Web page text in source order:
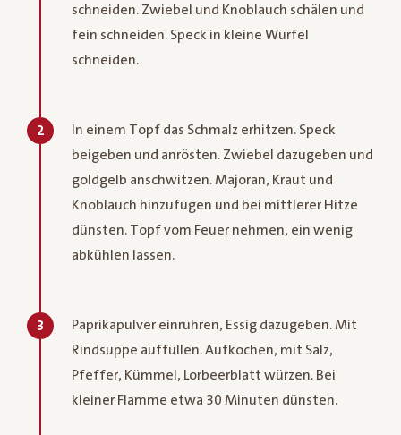
schneiden. Zwiebel und Knoblauch schälen und
fein schneiden. Speck in kleine Würfel
schneiden.
2
In einem Topf das Schmalz erhitzen. Speck
beigeben und anrösten. Zwiebel dazugeben und
goldgelb anschwitzen. Majoran, Kraut und
Knoblauch hinzufügen und bei mittlerer Hitze
dünsten. Topf vom Feuer nehmen, ein wenig
abkühlen lassen.
3
Paprikapulver einrühren, Essig dazugeben. Mit
Rindsuppe auffüllen. Aufkochen, mit Salz,
Pfeffer, Kümmel, Lorbeerblatt würzen. Bei
kleiner Flamme etwa 30 Minuten dünsten.